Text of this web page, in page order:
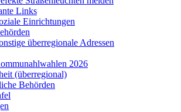
Links
Einrichtungen
überregionale Adressen
2026
(überregional)
Behörden